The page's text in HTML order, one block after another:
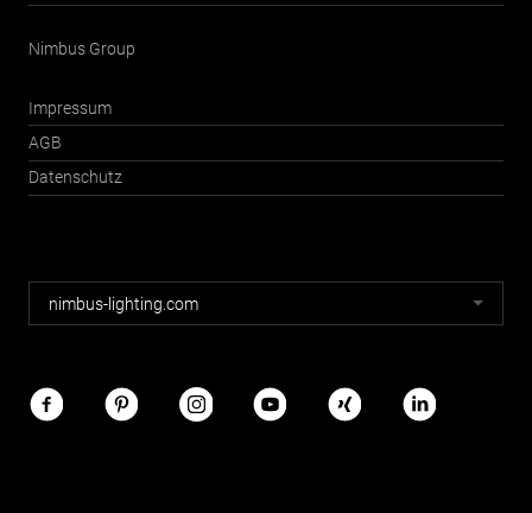
Nimbus Group
Impressum
AGB
Datenschutz
Nimbus
Webseiten
nimbus-lighting.com
Nimbus
im